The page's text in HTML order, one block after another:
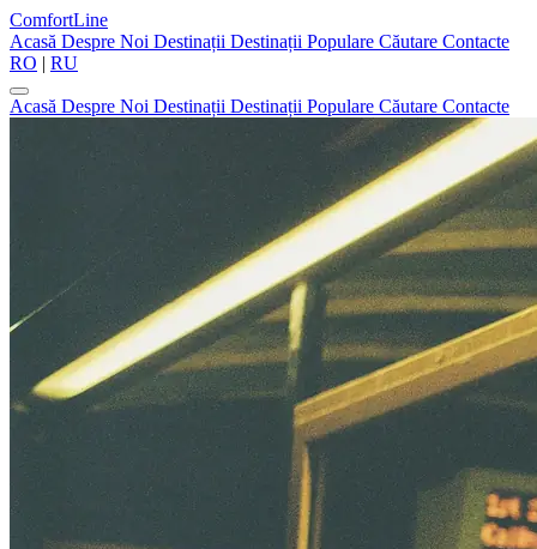
ComfortLine
Acasă Despre Noi Destinații Destinații Populare Căutare Contacte
RO | RU
Acasă Despre Noi Destinații Destinații Populare Căutare Contacte